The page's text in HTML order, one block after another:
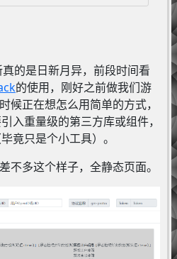
的是日新月异，前段时间看
的使用，刚好之前做我们游
候正在想怎么用简单的方式，
入重量级的第三方库或组件，
竟只是个小工具）。
不多这个样子，全静态页面。